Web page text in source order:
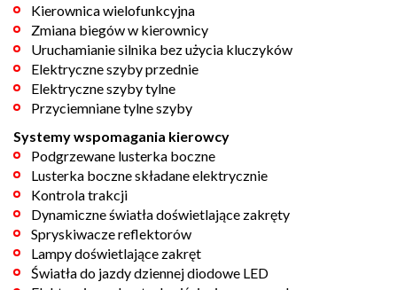
Kierownica wielofunkcyjna
Zmiana biegów w kierownicy
Uruchamianie silnika bez użycia kluczyków
Elektryczne szyby przednie
Elektryczne szyby tylne
Przyciemniane tylne szyby
Systemy wspomagania kierowcy
Podgrzewane lusterka boczne
Lusterka boczne składane elektrycznie
Kontrola trakcji
Dynamiczne światła doświetlające zakręty
Spryskiwacze reflektorów
Lampy doświetlające zakręt
Światła do jazdy dziennej diodowe LED